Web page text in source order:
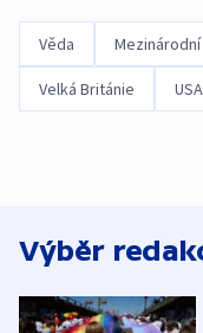
Věda
Velká Británie USA
Výběr